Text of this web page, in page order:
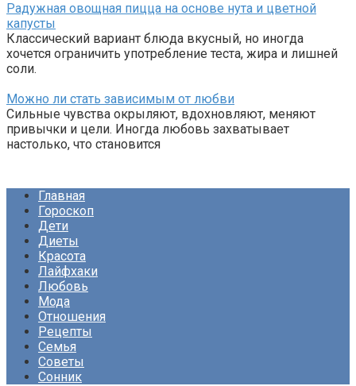
Радужная овощная пицца на основе нута и цветной
капусты
Классический вариант блюда вкусный, но иногда
хочется ограничить употребление теста, жира и лишней
соли.
Можно ли стать зависимым от любви
Сильные чувства окрыляют, вдохновляют, меняют
привычки и цели. Иногда любовь захватывает
настолько, что становится
Главная
Гороскоп
Дети
Диеты
Красота
Лайфхаки
Любовь
Мода
Отношения
Рецепты
Семья
Советы
Сонник